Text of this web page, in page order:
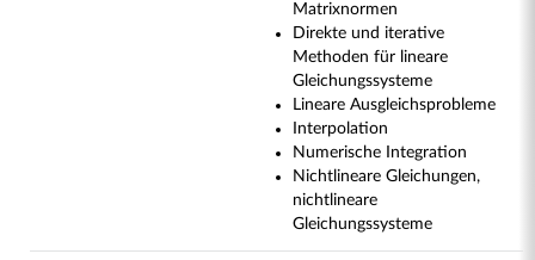
Matrixnormen
Direkte und iterative
Methoden für lineare
Gleichungssysteme
Lineare Ausgleichsprobleme
Interpolation
Numerische Integration
Nichtlineare Gleichungen,
nichtlineare
Gleichungssysteme